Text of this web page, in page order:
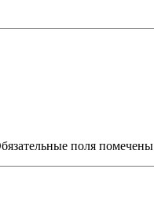
поля помечены